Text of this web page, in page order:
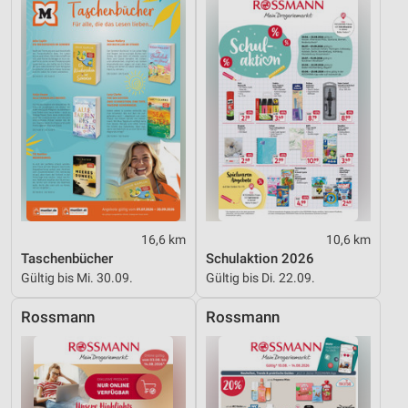
16,6 km
Taschenbücher
Gültig bis Mi. 30.09.
10,6 km
Schulaktion 2026
Gültig bis Di. 22.09.
Rossmann Rossmann
Geräte anhand von aktiv angeforderten
Informationen identifizieren
Nicht-IAB-Verarbeitungszwecke:
Notwendig
Performance
Funktional
Werbung